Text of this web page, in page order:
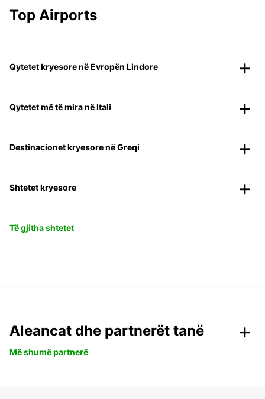
Top Airports
Qytetet kryesore në Evropën Lindore
Qytetet më të mira në Itali
Destinacionet kryesore në Greqi
Shtetet kryesore
Të gjitha shtetet
Aleancat dhe partnerët tanë
Më shumë partnerë